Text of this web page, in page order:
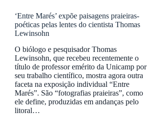
‘Entre Marés’ expõe paisagens praieiras-
poéticas pelas lentes do cientista Thomas
Lewinsohn
O biólogo e pesquisador Thomas
Lewinsohn, que recebeu recentemente o
título de professor emérito da Unicamp por
seu trabalho científico, mostra agora outra
faceta na exposição individual “Entre
Marés”. São “fotografias praieiras”, como
ele define, produzidas em andanças pelo
litoral…